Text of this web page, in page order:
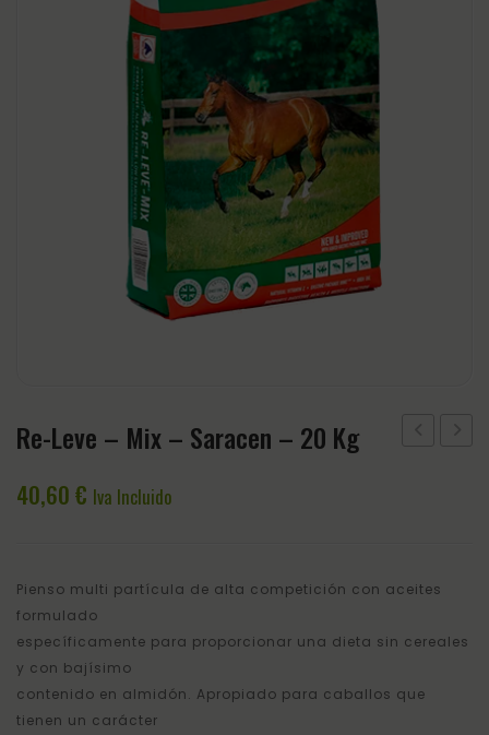
CINCHAS Y ESTRIBOS
Regalos y Complementos
L
Re-Leve – Mix – Saracen – 20 Kg
40,60€ Iva Incluido
Pienso multi partícula de alta competición con aceites
formulado
específicamente para proporcionar una dieta sin cereales
y con bajísimo
contenido en almidón. Apropiado para caballos que
tienen un carácter